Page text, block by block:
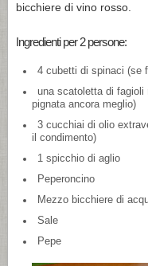
bicchiere di vino rosso.
Ingredienti per 2 persone:
4 cubetti di spinaci (se
una scatoletta di
pignata ancora meglio)
3 cucchiai di olio
il condimento)
1 spicchio di aglio
Peperoncino
Mezzo bicchiere di
Sale
Pepe